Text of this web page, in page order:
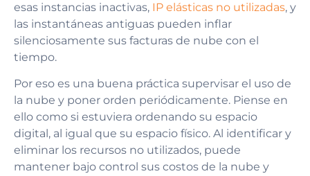
esas instancias inactivas, IP elásticas no utilizadas, y
las instantáneas antiguas pueden inflar
silenciosamente sus facturas de nube con el
tiempo.
Por eso es una buena práctica supervisar el uso de
la nube y poner orden periódicamente. Piense en
ello como si estuviera ordenando su espacio
digital, al igual que su espacio físico. Al identificar y
eliminar los recursos no utilizados, puede
mantener bajo control sus costos de la nube y